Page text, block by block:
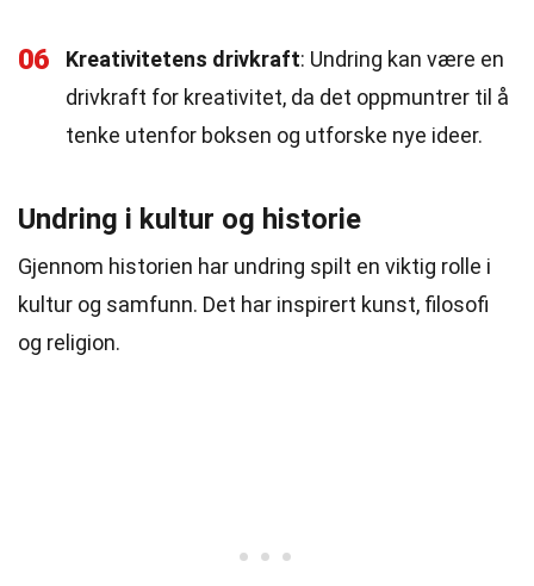
06 Kreativitetens drivkraft: Undring kan være en
drivkraft for kreativitet, da det oppmuntrer til å
tenke utenfor boksen og utforske nye ideer.
Undring i kultur og historie
Gjennom historien har undring spilt en viktig rolle i
kultur og samfunn. Det har inspirert kunst, filosofi
og religion.